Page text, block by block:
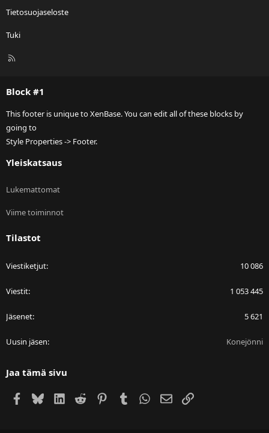
Tietosuojaseloste
Tuki
R
Block #1
This footer is unique to XenBase. You can edit all of these blocks by
going to
Style Properties -> Footer.
Yleiskatsaus
Lukemattomat
Viime toiminnot
Tilastot
Viestiketjut 10 086
Viestit 1 053 445
Jäsenet 5 621
Uusin jäsen Konejönni
Jaa tämä sivu
Facebook
BlueskyLinkedIn
Reddit PinterestTumblr WhatsApp
Sähköposti
Linkki